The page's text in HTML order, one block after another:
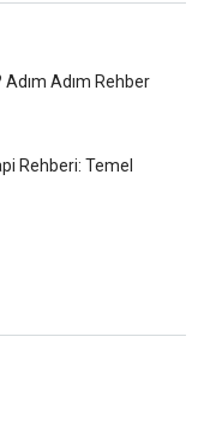
Adım Adım Rehber
Rehberi: Temel